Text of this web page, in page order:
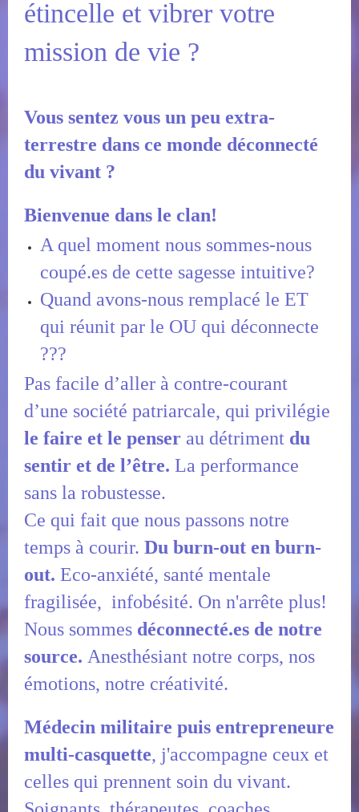
étincelle et vibrer votre
mission de vie ?
Vous sentez vous un peu extra-
terrestre dans ce monde déconnecté
du vivant ?
Bienvenue dans le clan!
A quel moment nous sommes-nous
coupé.es de cette sagesse intuitive?
Quand avons-nous remplacé le ET
qui réunit par le OU qui déconnecte
???
Pas facile d’aller à contre-courant
d’une société patriarcale, qui privilégie
le faire et le penser au détriment du
sentir et de l’être. La performance
sans la robustesse.
Ce qui fait que nous passons notre
temps à courir. Du burn-out en burn-
out. Eco-anxiété, santé mentale
fragilisée, infobésité. On n'arrête plus!
Nous sommes déconnecté.es de notre
source. Anesthésiant notre corps, nos
émotions, notre créativité.
Médecin militaire puis entrepreneure
multi-casquette, j'accompagne ceux et
celles qui prennent soin du vivant.